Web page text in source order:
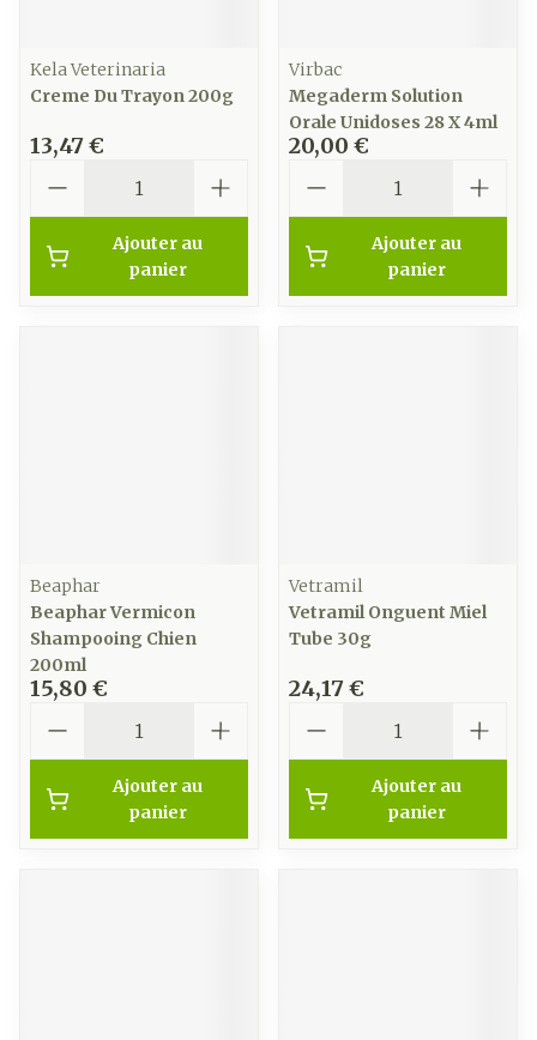
Kela Veterinaria
Creme Du Trayon 200g
13,47 €
Ajouter au
panier
Virbac
Megaderm Solution
Orale Unidoses 28 X 4ml
20,00 €
Ajouter au
panier
Beaphar
Beaphar Vermicon
Shampooing Chien
200ml
15,80 €
Ajouter au
panier
Vetramil
Vetramil Onguent Miel
Tube 30g
24,17 €
Ajouter au
panier